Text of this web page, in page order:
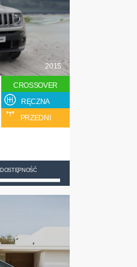
2015
CROSSOVER
RĘCZNA
PRZEDNI
DOSTĘPNOŚĆ